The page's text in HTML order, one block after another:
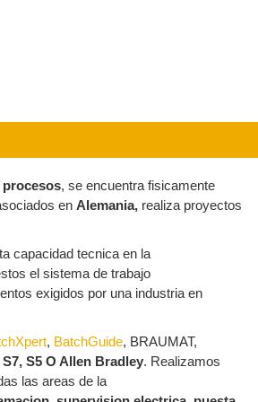
procesos, se encuentra fisicamente
en Alemania, realiza proyectos
capacidad tecnica en la
el sistema de trabajo
exigidos por una industria en
, BatchGuide, BRAUMAT,
S7, S5 O Allen Bradley. Realizamos
las areas de la